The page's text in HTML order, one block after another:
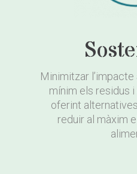
Minimitzar l’impacte
mínim els residus
oferint
reduir al màxim